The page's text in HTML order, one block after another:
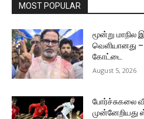
MOST POPULAR
மூன்று மாநில
வெளியானது –
கோட்டை
August 5, 2026
போர்ச்சுகலை
முன்னேறியது